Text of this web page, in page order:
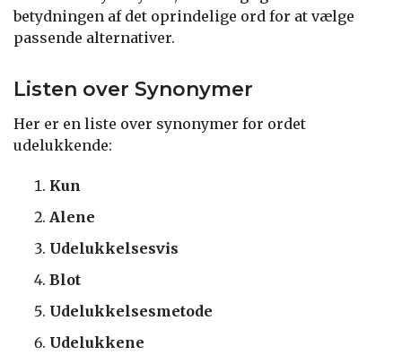
betydningen af det oprindelige ord for at vælge
passende alternativer.
Listen over Synonymer
Her er en liste over synonymer for ordet
udelukkende:
Kun
Alene
Udelukkelsesvis
Blot
Udelukkelsesmetode
Udelukkene